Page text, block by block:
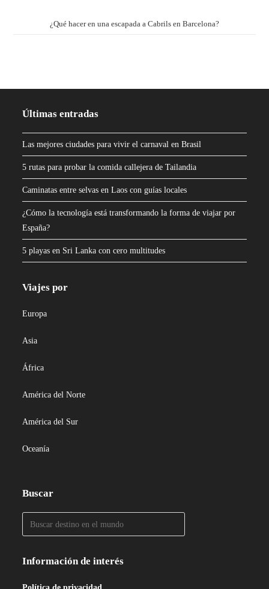
¿Qué hacer en una escapada a Cabrils en Barcelona?
Últimas entradas
Las mejores ciudades para vivir el carnaval en Brasil
5 rutas para probar la comida callejera de Tailandia
Caminatas entre selvas en Laos con guías locales
¿Cómo la tecnología está transformando la forma de viajar por
España?
5 playas en Sri Lanka con cero multitudes
Viajes por
Europa
Asia
África
América del Norte
América del Sur
Oceanía
Buscar
Información de interés